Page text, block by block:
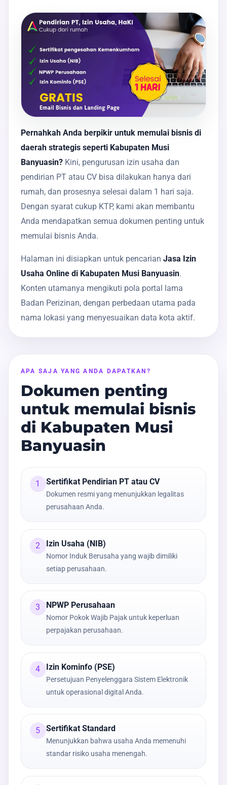
Pernahkah Anda berpikir untuk memulai bisnis di
daerah strategis seperti Kabupaten Musi
Banyuasin? Kini, pengurusan izin usaha dan
pendirian PT atau CV bisa dilakukan hanya dari
rumah, dan prosesnya selesai dalam 1 hari saja.
Dengan syarat cukup KTP, kami akan membantu
Anda mendapatkan semua dokumen penting untuk
memulai bisnis Anda.
Halaman ini disiapkan untuk pencarian Jasa Izin
Usaha Online di Kabupaten Musi Banyuasin.
Konten utamanya mengikuti pola portal lama
Badan Perizinan, dengan perbedaan utama pada
nama lokasi yang menyesuaikan data kota aktif.
APA SAJA YANG ANDA DAPATKAN?
Dokumen penting
untuk memulai bisnis
di Kabupaten Musi
Banyuasin
1 Sertifikat Pendirian PT atau CV
Dokumen resmi yang menunjukkan legalitas
perusahaan Anda.
2 Izin Usaha (NIB)
Nomor Induk Berusaha yang wajib dimiliki
setiap perusahaan.
3 NPWP Perusahaan
Nomor Pokok Wajib Pajak untuk keperluan
perpajakan perusahaan.
4 Izin Kominfo (PSE)
Persetujuan Penyelenggara Sistem Elektronik
untuk operasional digital Anda.
5 Sertifikat Standard
Menunjukkan bahwa usaha Anda memenuhi
standar risiko usaha menengah.